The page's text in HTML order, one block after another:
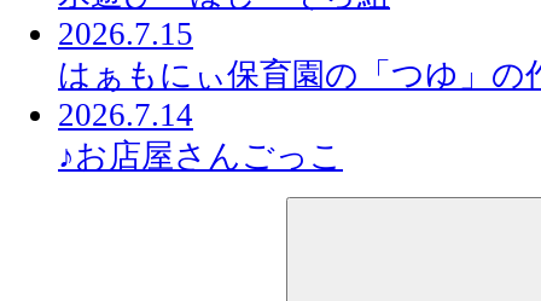
2026.7.15
はぁもにぃ保育園の「つゆ」の
2026.7.14
♪お店屋さんごっこ